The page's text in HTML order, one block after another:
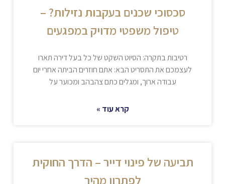
סכסוכי שכנים בעקבות נזילות? –
טיפול משפטי מדויק במפגעים
רטיבות בתקרה: הסיוט השקט של כל בעל דירה תארו
לעצמכם את התסריט הבא: אתם חוזרים הביתה אחרי יום
עבודה ארוך, ומגלים כתם צהבהב ומכוער על
קרא עוד »
תביעה של פינוי דייר – הדרך החוקית
לפתרון מהיר